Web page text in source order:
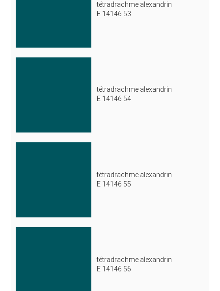
tétradrachme alexandrin
E 14146 53
tétradrachme alexandrin
E 14146 54
tétradrachme alexandrin
E 14146 55
tétradrachme alexandrin
E 14146 56